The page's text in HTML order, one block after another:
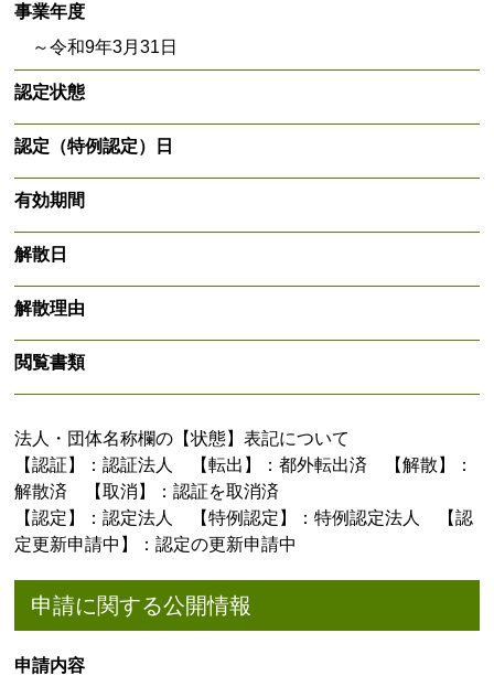
事業年度
～令和9年3月31日
認定状態
認定（特例認定）日
有効期間
解散日
解散理由
閲覧書類
法人・団体名称欄の【状態】表記について
【認証】：認証法人 【転出】：都外転出済 【解散】：
解散済 【取消】：認証を取消済
【認定】：認定法人 【特例認定】：特例認定法人 【認
定更新申請中】：認定の更新申請中
申請に関する公開情報
申請内容